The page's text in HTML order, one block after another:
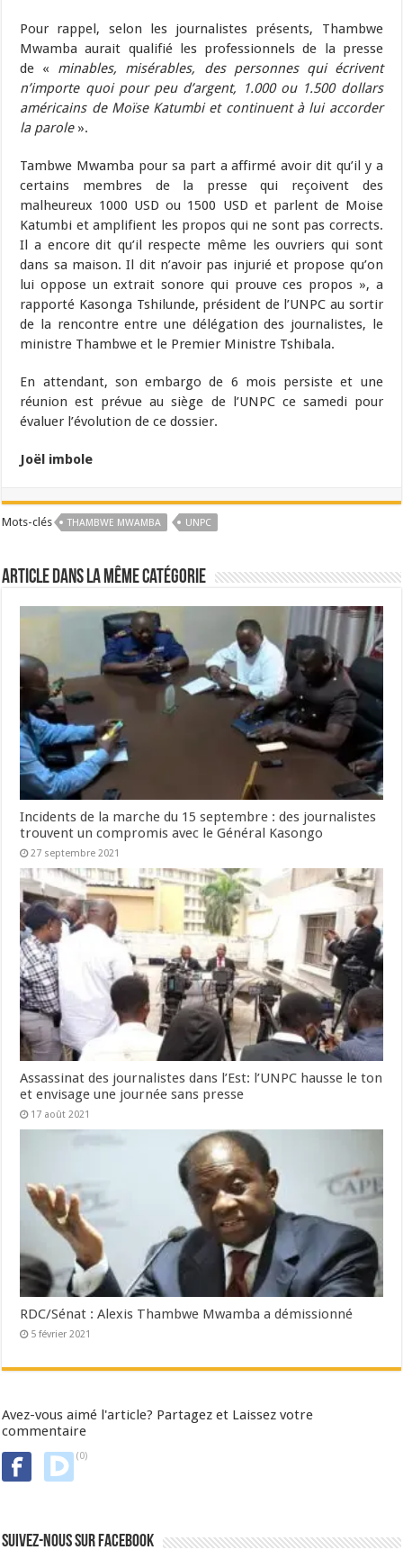
Pour rappel, selon les journalistes présents, Thambwe
Mwamba aurait qualifié les professionnels de la presse
de « minables, misérables, des personnes qui écrivent
n’importe quoi pour peu d’argent, 1.000 ou 1.500 dollars
américains de Moïse Katumbi et continuent à lui accorder
la parole».
Tambwe Mwamba pour sa part a affirmé avoir dit qu’il y a
certains membres de la presse qui reçoivent des
malheureux 1000 USD ou 1500 USD et parlent de Moise
Katumbi et amplifient les propos qui ne sont pas corrects.
Il a encore dit qu’il respecte même les ouvriers qui sont
dans sa maison. Il dit n’avoir pas injurié et propose qu’on
lui oppose un extrait sonore qui prouve ces propos », a
rapporté Kasonga Tshilunde, président de l’UNPC au sortir
de la rencontre entre une délégation des journalistes, le
ministre Thambwe et le Premier Ministre Tshibala.
En attendant, son embargo de 6 mois persiste et une
réunion est prévue au siège de l’UNPC ce samedi pour
évaluer l’évolution de ce dossier.
Joël imbole
Mots-clés THAMBWE MWAMBA UNPC
Article dans la même catégorie
Incidents de la marche du 15 septembre : des journalistes
trouvent un compromis avec le Général Kasongo
27 septembre 2021
Assassinat des journalistes dans l’Est: l’UNPC hausse le ton
et envisage une journée sans presse
17 août 2021
RDC/Sénat : Alexis Thambwe Mwamba a démissionné
5 février 2021
Avez-vous aimé l'article? Partagez et Laissez votre
commentaire
(0)
Suivez-nous sur Facebook